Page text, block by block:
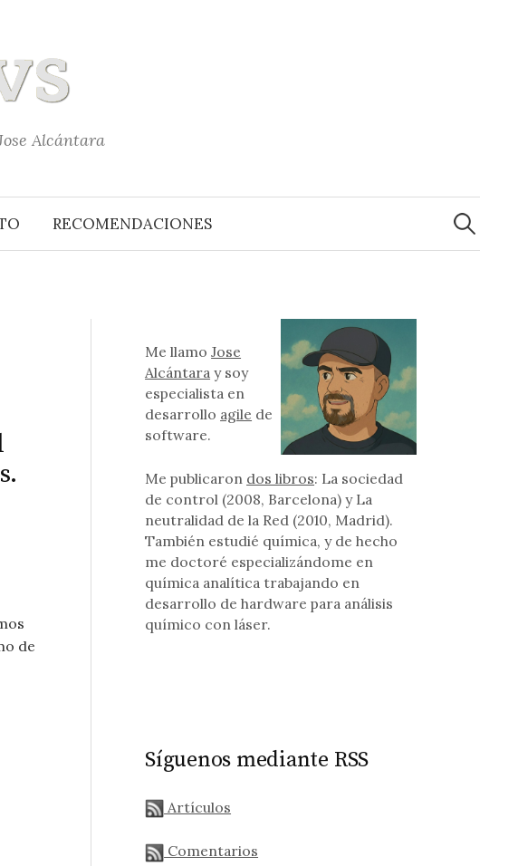
Alcántara
RECOMENDACIONES
Buscar:
y el paralelismo con la historia del s. XIX
de
existe más que como relato informativo
Me llamoJose
Alcántara y soy
especialista en
desarrollo agile de
software.
Me publicaron dos libros: La sociedad
de control (2008, Barcelona) y La
neutralidad de la Red (2010, Madrid).
También estudié química, y de hecho
me doctoré especializándome en
química analítica trabajando en
desarrollo de hardware para análisis
químico con láser.
Síguenos mediante RSS
Artículos
Comentarios